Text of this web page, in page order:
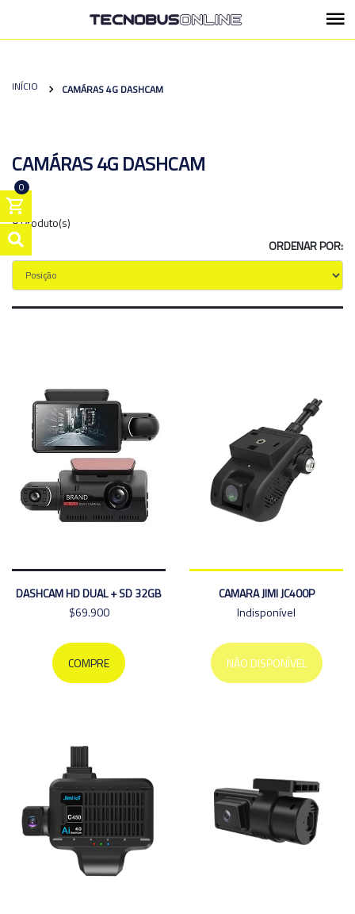
0
INÍCIO CAMÁRAS 4G DASHCAM
CAMÁRAS 4G DASHCAM
8 Produto(s)
ORDENAR POR:
DASHCAM HD DUAL + SD 32GB
$69.900
COMPRE
CAMARA JIMI JC400P
Indisponível
NÃO DISPONÍVEL